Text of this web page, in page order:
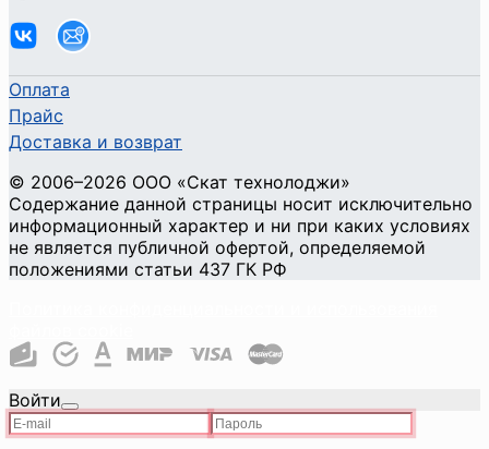
Оплата
Прайс
Доставка и возврат
© 2006–2026 ООО «Скат технолоджи»
Содержание данной страницы носит исключительно
информационный характер и ни при каких условиях
не является публичной офертой, определяемой
положениями статьи 437 ГК РФ
Войти